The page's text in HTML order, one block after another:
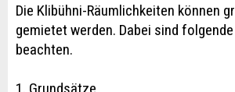
Die Klibühni-Räumlichkeiten können
gemietet werden. Dabei sind
beachten.
1. Grundsätze